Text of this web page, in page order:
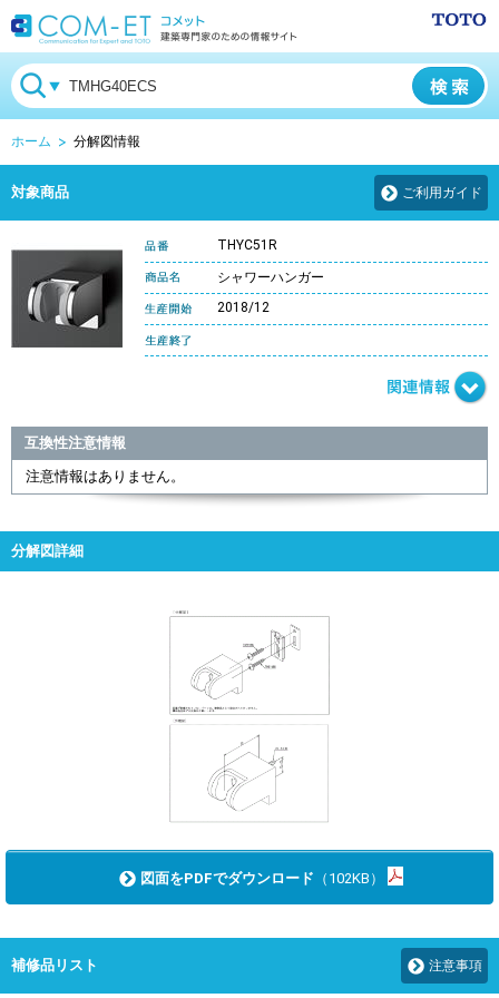
ホーム 分解図情報
対象商品 ご利用ガイド
THYC51R
シャワーハンガー
2018/12
互換性注意情報
注意情報はありません。
分解図詳細
図面をPDFでダウンロード （102KB）
補修品リスト 注意事項